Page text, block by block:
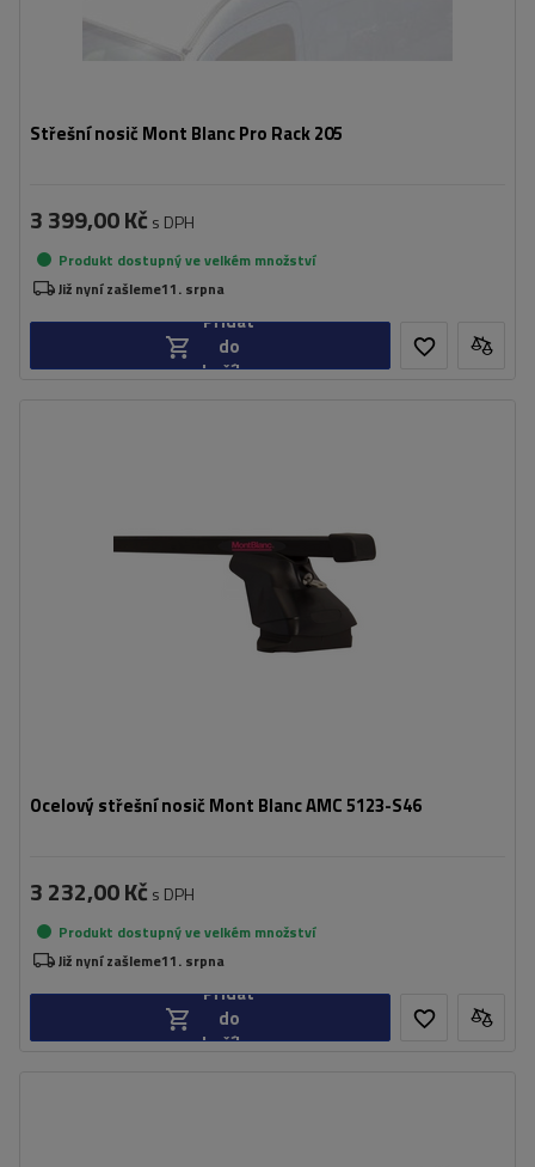
Střešní nosič Mont Blanc Pro Rack 205
3 399,00 Kč s DPH
Produkt dostupný ve velkém množství
Již nyní zašleme11. srpna
Přidat
do
košíku
Ocelový střešní nosič Mont Blanc AMC 5123-S46
3 232,00 Kč s DPH
Produkt dostupný ve velkém množství
Již nyní zašleme11. srpna
Přidat
do
košíku